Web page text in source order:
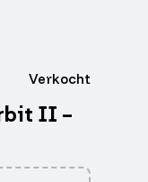
Verkocht
II –